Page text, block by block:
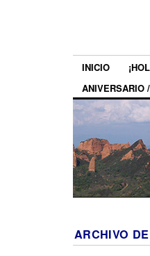
INICIO
ANIVERSARIO
ARCHIVO